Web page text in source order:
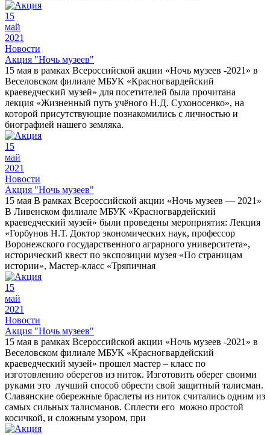
15
май
2021
Новости
Акция "Ночь музеев"
15 мая в рамках Всероссийской акции «Ночь музеев -2021» в
Веселовском филиале МБУК «Красногвардейский
краеведческий музей» для посетителей была прочитана
лекция «Жизненный путь учёного Н.Д. Сухоносенко», на
которой присутствующие познакомились с личностью и
биографией нашего земляка.
15
май
2021
Новости
Акция "Ночь музеев"
15 мая В рамках Всероссийской акции «Ночь музеев — 2021»
В Ливенском филиале МБУК «Красногвардейский
краеведческий музей» были проведены мероприятия: Лекция
«Горбунов Н.Т. Доктор экономических наук, профессор
Воронежского государственного аграрного университета»,
исторический квест по экспозиции музея «По страницам
истории», Мастер-класс «Тряпичная
15
май
2021
Новости
Акция "Ночь музеев"
15 мая в рамках Всероссийской акции «Ночь музеев -2021» в
Веселовском филиале МБУК «Красногвардейский
краеведческий музей» прошел мастер – класс по
изготовлению оберегов из ниток. Изготовить оберег своими
руками это лучший способ обрести свой защитный талисман.
Славянские обережные браслеты из ниток считались одним из
самых сильных талисманов. Сплести его можно простой
косичкой, и сложным узором, при